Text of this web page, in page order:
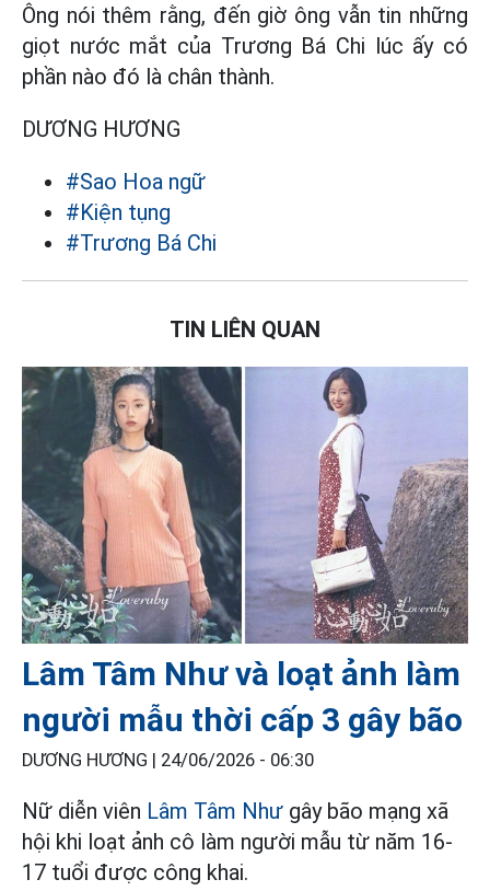
Ông nói thêm rằng, đến giờ ông vẫn tin những
giọt nước mắt của Trương Bá Chi lúc ấy có
phần nào đó là chân thành.
DƯƠNG HƯƠNG
#Sao Hoa ngữ
#Kiện tụng
#Trương Bá Chi
TIN LIÊN QUAN
Lâm Tâm Như và loạt ảnh làm
người mẫu thời cấp 3 gây bão
DƯƠNG HƯƠNG | 24/06/2026 - 06:30
Nữ diễn viên Lâm Tâm Như gây bão mạng xã
hội khi loạt ảnh cô làm người mẫu từ năm 16-
17 tuổi được công khai.